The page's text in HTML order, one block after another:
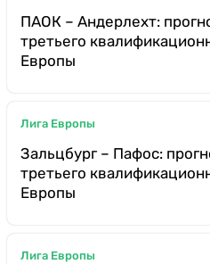
ПАОК – Андерлехт:
третьего
Европы
Лига Европы
Зальцбург – Пафос:
третьего
Европы
Лига Европы